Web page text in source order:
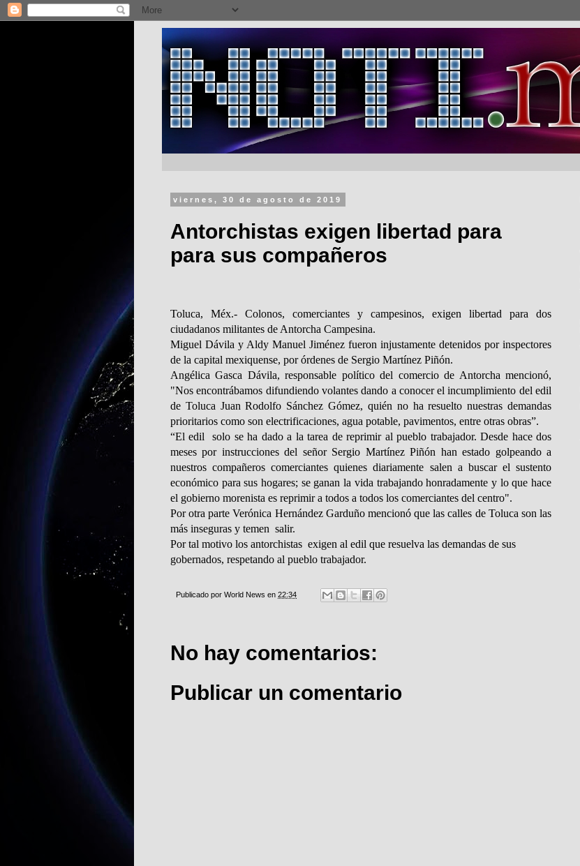
viernes, 30 de agosto de 2019
Antorchistas exigen libertad para
para sus compañeros
Toluca, Méx.- Colonos, comerciantes y campesinos, exigen libertad para dos
ciudadanos militantes de Antorcha Campesina.
Miguel Dávila y Aldy Manuel Jiménez fueron injustamente detenidos por inspectores
de la capital mexiquense, por órdenes de Sergio Martínez Piñón.
Angélica Gasca Dávila, responsable político del comercio de Antorcha mencionó,
"Nos encontrábamos difundiendo volantes dando a conocer el incumplimiento del edil
de Toluca Juan Rodolfo Sánchez Gómez, quién no ha resuelto nuestras demandas
prioritarios como son electrificaciones, agua potable, pavimentos, entre otras obras”.
“El edil
solo se ha dado a la tarea de reprimir al pueblo trabajador. Desde hace dos
meses por instrucciones del señor Sergio Martínez Piñón han estado golpeando a
nuestros compañeros comerciantes quienes diariamente salen a buscar el sustento
económico para sus hogares; se ganan la vida trabajando honradamente y lo que hace
el gobierno morenista es reprimir a todos a todos los comerciantes del centro".
Por otra parte Verónica Hernández Garduño mencionó que las calles de Toluca son las
más inseguras y temen salir.
Por tal motivo los antorchistas exigen al edil que resuelva las demandas de sus
gobernados, respetando al pueblo trabajador.
Publicado por World News en 22:34
No hay comentarios:
Publicar un comentario